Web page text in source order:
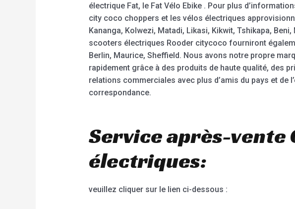
électrique Fat, le Fat Vélo Ebike . Pour plus
city coco choppers et les vélos électriques
Kananga, Kolwezi, Matadi, Likasi, Kikwit, Tshikapa,
scooters électriques Rooder citycoco fourniront
Berlin, Maurice, Sheffield. Nous avons notre propre
rapidement grâce à des produits de haute qualité, des
relations commerciales avec plus d’amis du pays et de
correspondance.
Service après-vente
électriques:
veuillez cliquer sur le lien ci-dessous :